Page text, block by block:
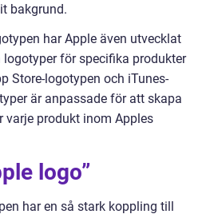
bakgrund.
har Apple även utvecklat
för specifika produkter
Store-logotypen och iTunes-
är anpassade för att skapa
varje produkt inom Apples
logo”
har en så stark koppling till